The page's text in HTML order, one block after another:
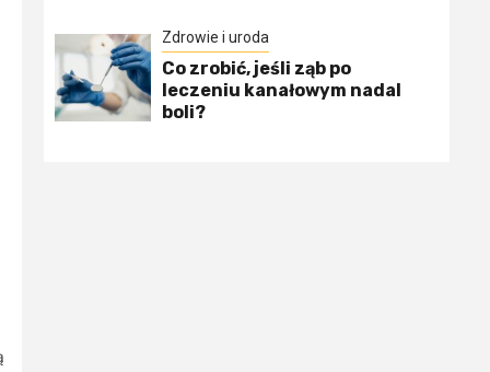
Zdrowie i uroda
Co zrobić, jeśli ząb po
leczeniu kanałowym nadal
boli?